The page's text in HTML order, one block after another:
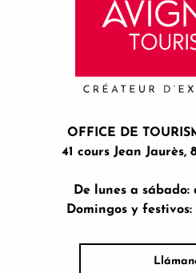
OFFICE DE
41 cours Jean Jaurès,
De lunes a sábado:
Domingos y festivos: